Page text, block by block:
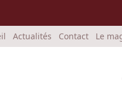
Actualités Contact Le